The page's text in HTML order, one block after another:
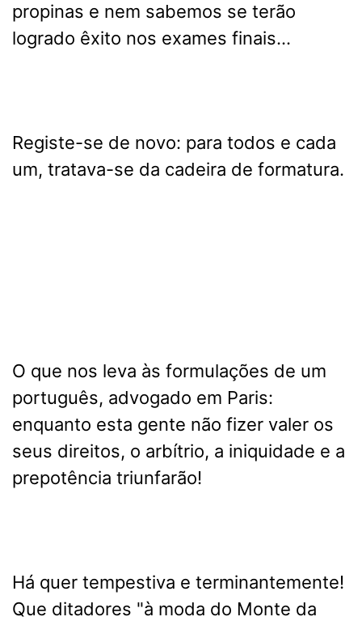
propinas e nem sabemos se terão
logrado êxito nos exames finais…
Registe-se de novo: para todos e cada
um, tratava-se da cadeira de formatura.
O que nos leva às formulações de um
português, advogado em Paris:
enquanto esta gente não fizer valer os
seus direitos, o arbítrio, a iniquidade e a
prepotência triunfarão!
Há quer tempestiva e terminantemente!
Que ditadores "à moda do Monte da